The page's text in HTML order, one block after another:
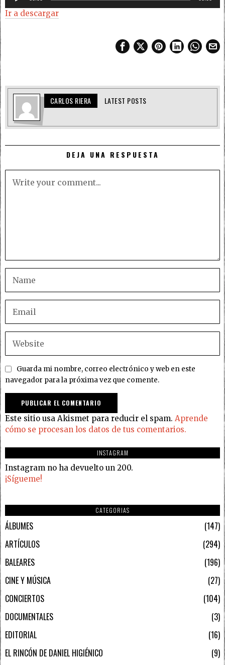
audio
Ir a descargar
CARLOS RIERA LATEST POSTS
DEJA UNA RESPUESTA
Guarda mi nombre, correo electrónico y web en este
navegador para la próxima vez que comente.
Este sitio usa Akismet para reducir el spam. Aprende
cómo se procesan los datos de tus comentarios.
INSTAGRAM
Instagram no ha devuelto un 200.
¡Sígueme!
CATEGORIAS
ÁLBUMES
147
ARTÍCULOS
294
BALEARES
196
CINE Y MÚSICA
27
CONCIERTOS
104
DOCUMENTALES
3
EDITORIAL
16
EL RINCÓN DE DANIEL HIGIÉNICO
9